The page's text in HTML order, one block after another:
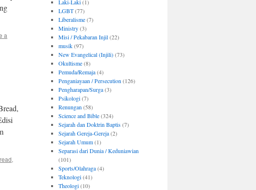
a
,
Laki-Laki(1)
LGBT(77)
Liberalisme(7)
Ministry(3)
Misi / Pekabaran Injil(22)
musik(97)
New Evangelical (Injili)(73)
Okultisme(8)
Pemuda/Remaja(4)
Penganiayaan / Persecution (126)
Pengharapan/Surga(3)
Psikologi(7)
Renungan (58)
Science and Bible(324)
Sejarah dan Doktrin Baptis(7)
Sejarah Gereja-Gereja(2)
Sejarah Umum(1)
Separasi dari Dunia / Keduniawian
(101)
Sports/Olahraga(4)
Teknologi(41)
Theologi(10)